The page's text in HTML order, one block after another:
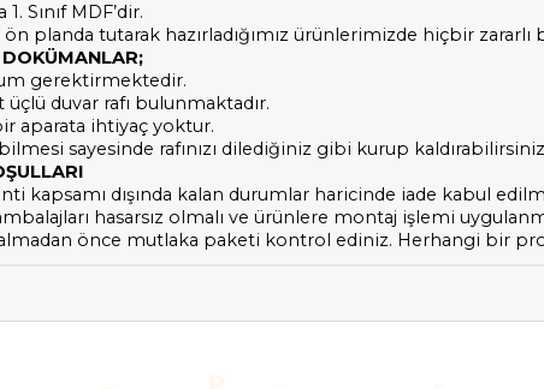
Sınıf MDF’dir.
ön planda tutarak hazırladığımız ürünlerimizde hiçbir
gerektirmektedir.
duvar rafı bulunmaktadır.
aparata ihtiyaç yoktur.
sayesinde rafınızı dilediğiniz gibi kurup
kapsamı dışında kalan durumlar haricinde iade kabul
hasarsız olmalı ve ürünlere montaj işlemi
önce mutlaka paketi kontrol ediniz. Herhangi bir